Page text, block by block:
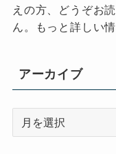
えの方、どうぞお
ん。もっと詳しい情
アーカイブ